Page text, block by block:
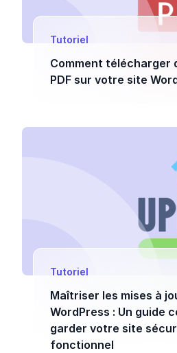
Tutoriel
Comment télécharger
PDF sur votre site
Tutoriel
Maîtriser les mises à
WordPress : Un guide
garder votre site
fonctionnel